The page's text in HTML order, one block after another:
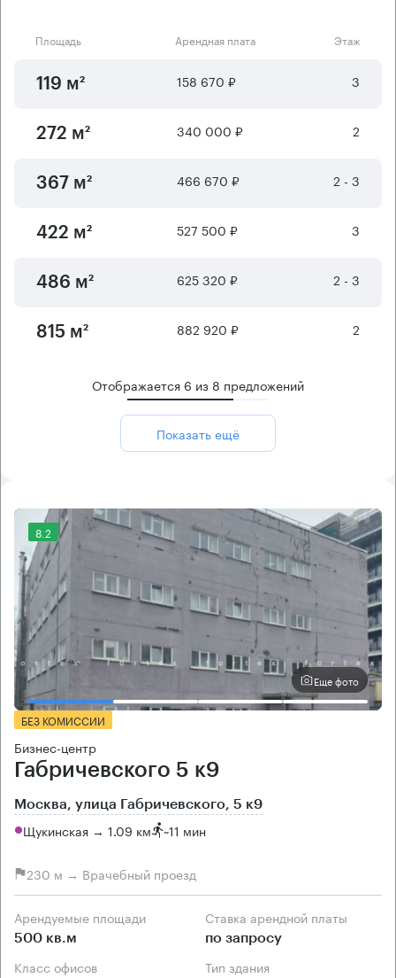
Площадь Арендная плата Этаж
119 м² 158 670 ₽ 3
272 м² 340 000 ₽ 2
367 м² 466 670 ₽ 2 - 3
422 м² 527 500 ₽ 3
486 м² 625 320 ₽ 2 - 3
815 м² 882 920 ₽ 2
Отображается 6 из 8 предложений
Показать ещё
8.2
Еще фото
БЕЗ КОМИССИИ
Бизнес-центр
Габричевского 5 к9
Москва, улица Габричевского, 5 к9
Щукинская → 1.09 км ~11 мин
230 м → Врачебный проезд
Арендуемые площади
500 кв.м
Ставка арендной платы
по запросу
Класс офисов Тип здания